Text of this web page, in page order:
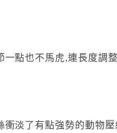
點也不馬虎,連長度調
衝淡了有點強勢的動物壓